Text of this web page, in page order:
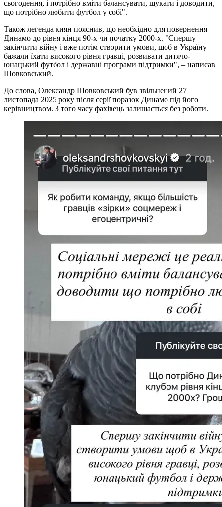
сьогодення, і потрібно вміти балансувати, шукати і доводити,
що потрібно любити футбол у собі".
Також легенда киян пояснив, що необхідно для повернення
Динамо до рівня кінця 90-х чи початку 2000-х. "Спершу –
закінчити війну і вже потім створити умови, щоб в Україну
бажали їхати високого рівня гравці, розвивати дитячо-
юнацький футбол і державні програми підтримки", – написав
Шовковський.
До слова, Олександр Шовковський був звільнений 27
листопада 2025 року після серії поразок Динамо під його
керівництвом. З того часу фахівець залишається без роботи.